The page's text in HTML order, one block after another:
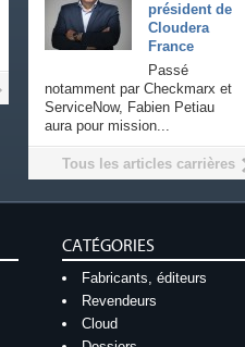
président de
Cloudera
France
Passé
notamment par Checkmarx et
ServiceNow, Fabien Petiau
aura pour mission...
Tous les articles carrières
CATÉGORIES
Fabricants, éditeurs
Revendeurs
Cloud